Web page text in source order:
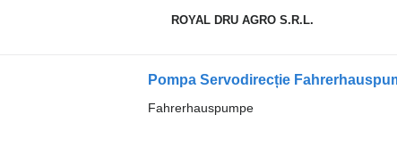
ROYAL DRU AGRO S.R.L.
Fahrerhauspumpe